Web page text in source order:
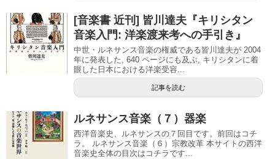
[音楽書 近刊] 皆川達夫『キリシタン
音楽入門: 洋楽渡来考への手引き』
中世・ルネサンス音楽の権威である皆川達夫が 2004
年に発表した, 640 ページにも及ぶ, キリシタンに着
眼した日本における洋楽受容...
記事を読む
ルネサンス音楽（７）器楽
西洋音楽史、ルネサンスの７回目です。前回はコチ
ラ。 ルネサンス音楽（６）宗教改革 本サイトの西洋
音楽史全体の目次はコチラです...